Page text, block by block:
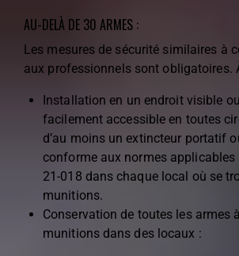
AU-DELÀ DE 30 ARMES :
Les mesures de sécurité similaires à
aux professionnels sont obligatoires.
Installation en un endroit visible
facilement accessible en toutes
d’au moins un extincteur portatif
conforme aux normes applicables
21-018 dans chaque local où se
munitions.
Conservation de toutes les armes
munitions dans des locaux :